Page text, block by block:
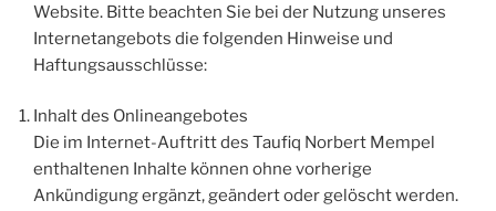
Website. Bitte beachten Sie bei der Nutzung unseres
Internetangebots die folgenden Hinweise und
Haftungsausschlüsse:
Inhalt des Onlineangebotes
Die im Internet-Auftritt des Taufiq Norbert Mempel
enthaltenen Inhalte können ohne vorherige
Ankündigung ergänzt, geändert oder gelöscht werden.